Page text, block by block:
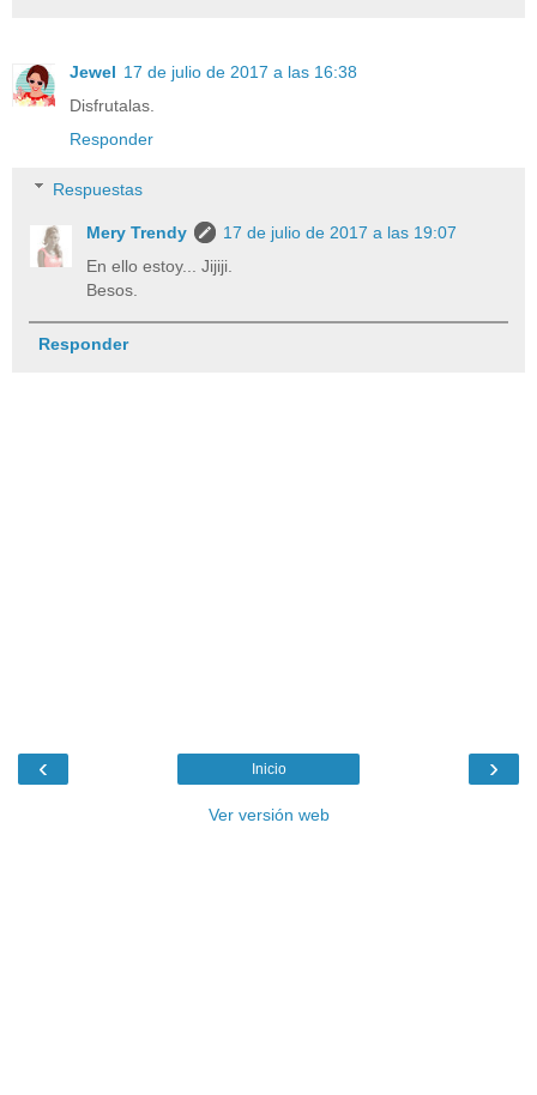
Jewel 17 de julio de 2017 a las 16:38
Disfrutalas.
Responder
Respuestas
Mery Trendy
17 de julio de 2017 a las 19:07
En ello estoy... Jijiji.
Besos.
Responder
‹ ›
Inicio
Ver versión web